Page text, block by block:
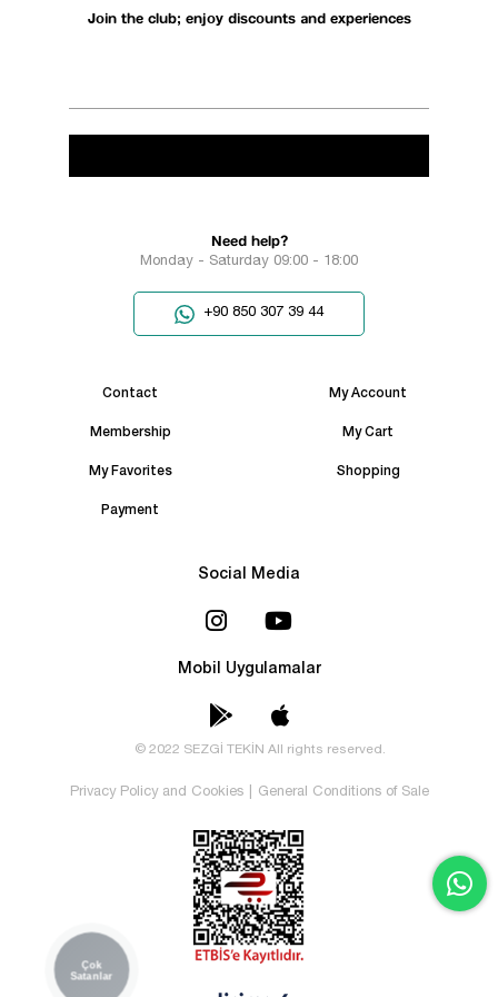
Join the club; enjoy discounts and experiences
Need help?
Monday - Saturday 09:00 - 18:00
+90 850 307 39 44
Contact My Account
Membership My Cart
My Favorites Shopping
Payment
Social Media
Mobil Uygulamalar
© 2022 SEZGİ TEKİN All rights reserved.
Privacy Policy and Cookies General Conditions of Sale
Çok
Satanlar